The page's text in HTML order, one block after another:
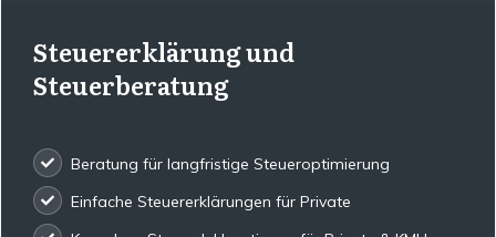
Steuererklärung und
Steuerberatung
Beratung für langfristige Steueroptimierung
Einfache Steuererklärungen für Private